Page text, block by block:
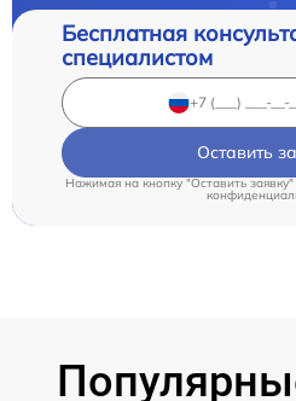
Бесплатная
специалистом
Оставить
Нажимая на кнопку "Оставить